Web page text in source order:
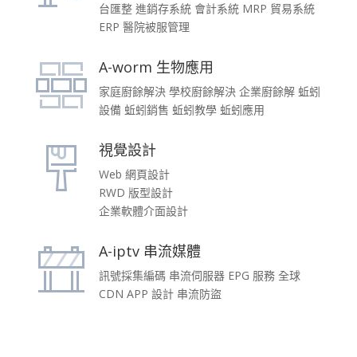
台匯整 進銷存系統 會計系統 MRP 貿易系統
ERP 醫院被服管理
A-worm 生物應用
家庭廚餘解決 學校廚餘解決 企業廚餘解 蚯蚓
設備 蚯蚓銷售 蚯蚓教學 蚯蚓應用
視覺設計
Web 網頁設計
RWD 版型設計
企業軟體介面設計
A-iptv 串流媒體
訊號採集編碼 串流伺服器 EPG 服務 全球
CDN APP 設計 串流防盜